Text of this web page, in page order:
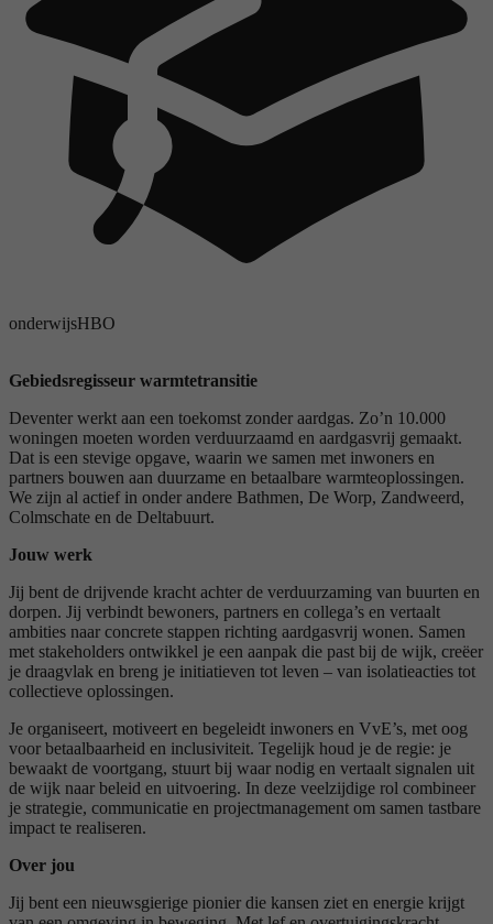
onderwijsHBO
Gebiedsregisseur warmtetransitie
Deventer werkt aan een toekomst zonder aardgas. Zo’n 10.000
woningen moeten worden verduurzaamd en aardgasvrij gemaakt.
Dat is een stevige opgave, waarin we samen met inwoners en
partners bouwen aan duurzame en betaalbare warmteoplossingen.
We zijn al actief in onder andere Bathmen, De Worp, Zandweerd,
Colmschate en de Deltabuurt.
Jouw werk
Jij bent de drijvende kracht achter de verduurzaming van buurten en
dorpen. Jij verbindt bewoners, partners en collega’s en vertaalt
ambities naar concrete stappen richting aardgasvrij wonen. Samen
met stakeholders ontwikkel je een aanpak die past bij de wijk, creëer
je draagvlak en breng je initiatieven tot leven – van isolatieacties tot
collectieve oplossingen.
Je organiseert, motiveert en begeleidt inwoners en VvE’s, met oog
voor betaalbaarheid en inclusiviteit. Tegelijk houd je de regie: je
bewaakt de voortgang, stuurt bij waar nodig en vertaalt signalen uit
de wijk naar beleid en uitvoering. In deze veelzijdige rol combineer
je strategie, communicatie en projectmanagement om samen tastbare
impact te realiseren.
Over jou
Jij bent een nieuwsgierige pionier die kansen ziet en energie krijgt